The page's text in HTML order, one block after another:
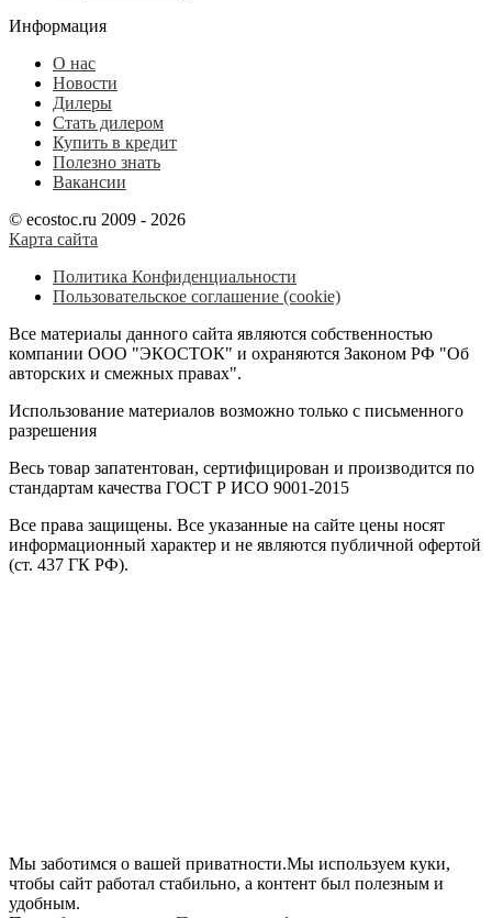
Информация
О нас
Новости
Дилеры
Стать дилером
Купить в кредит
Полезно знать
Вакансии
© ecostoc.ru 2009 - 2026
Карта сайта
Политика Конфиденциальности
Пользовательское соглашение (cookie)
Все материалы данного сайта являются собственностью
компании ООО "ЭКОСТОК" и охраняются Законом РФ "Об
авторских и смежных правах".
Использование материалов возможно только с письменного
разрешения
Весь товар запатентован, сертифицирован и производится по
стандартам качества ГОСТ Р ИСО 9001-2015
Все права защищены. Все указанные на сайте цены носят
информационный характер и не являются публичной офертой
(ст. 437 ГК РФ).
Мы заботимся о вашей приватности.Мы используем куки,
чтобы сайт работал стабильно, а контент был полезным и
удобным.